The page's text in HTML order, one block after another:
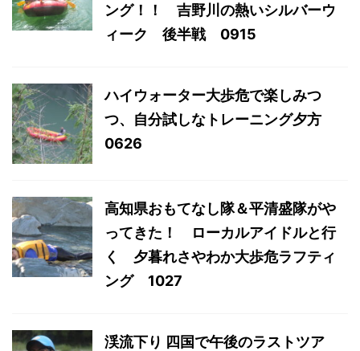
ング！！ 吉野川の熱いシルバーウ
ィーク 後半戦 0915
ハイウォーター大歩危で楽しみつ
つ、自分試しなトレーニング夕方
0626
高知県おもてなし隊＆平清盛隊がや
ってきた！ ローカルアイドルと行
く 夕暮れさやわか大歩危ラフティ
ング 1027
渓流下り 四国で午後のラストツア